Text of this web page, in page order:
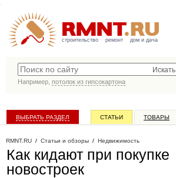
строительство ремонт дом и дача
Искать
Например, потолок из гипсокартона
ВЫБРАТЬ РАЗДЕЛ СТАТЬИ ТОВАРЫ
RMNT.RU / Статьи и обзоры / Недвижимость
Как кидают при покупке
новостроек